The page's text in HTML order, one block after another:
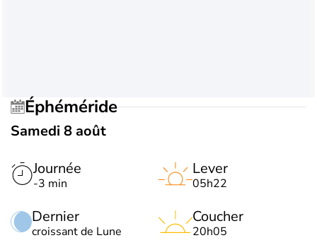
Éphéméride
Samedi 8 août
Journée
-3 min
Dernier
croissant de Lune
Lever
05h22
Coucher
20h05